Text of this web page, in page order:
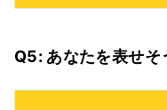
Q5: あなたを表せそ